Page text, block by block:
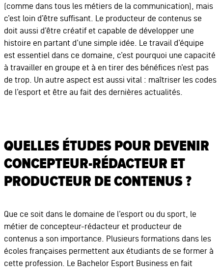
(comme dans tous les métiers de la communication), mais
c’est loin d’être suffisant. Le producteur de contenus se
doit aussi d’être créatif et capable de développer une
histoire en partant d’une simple idée. Le travail d’équipe
est essentiel dans ce domaine, c’est pourquoi une capacité
à travailler en groupe et à en tirer des bénéfices n’est pas
de trop. Un autre aspect est aussi vital : maîtriser les codes
de l’esport et être au fait des dernières actualités.
QUELLES ÉTUDES POUR DEVENIR
CONCEPTEUR-RÉDACTEUR ET
PRODUCTEUR DE CONTENUS ?
Que ce soit dans le domaine de l’esport ou du sport, le
métier de concepteur-rédacteur et producteur de
contenus a son importance. Plusieurs formations dans les
écoles françaises permettent aux étudiants de se former à
cette profession. Le Bachelor Esport Business en fait